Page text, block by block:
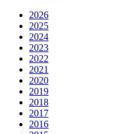
2026
2025
2024
2023
2022
2021
2020
2019
2018
2017
2016